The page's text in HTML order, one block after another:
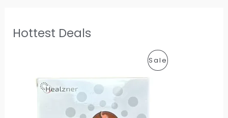
Hottest Deals
SaleP